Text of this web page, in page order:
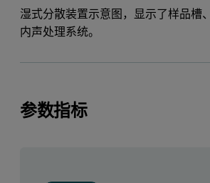
湿式分散装置示意图，显示了样品槽
内声处理系统。
参数指标